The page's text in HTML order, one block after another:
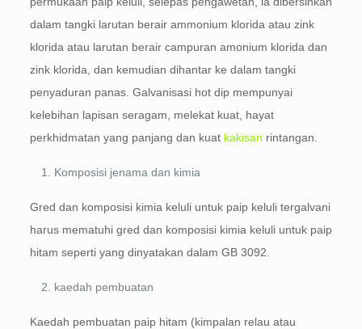
dalam tangki larutan berair ammonium klorida atau zink
klorida atau larutan berair campuran amonium klorida dan
zink klorida, dan kemudian dihantar ke dalam tangki
penyaduran panas. Galvanisasi hot dip mempunyai
kelebihan lapisan seragam, melekat kuat, hayat
perkhidmatan yang panjang dan kuat kakisan rintangan.
Komposisi jenama dan kimia
Gred dan komposisi kimia keluli untuk paip keluli tergalvani
harus mematuhi gred dan komposisi kimia keluli untuk paip
hitam seperti yang dinyatakan dalam GB 3092.
kaedah pembuatan
Kaedah pembuatan paip hitam (kimpalan relau atau